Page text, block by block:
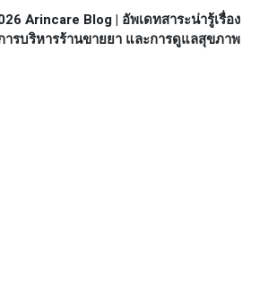
Arincare Blog | อัพเดทสาระน่ารู้เรื่อง
ารบริหารร้านขายยา และการดูแลสุขภาพ